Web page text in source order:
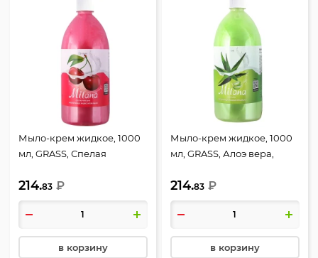
Мыло-крем жидкое, 1000
мл, GRASS, Спелая
214.83 ₽
в корзину
Мыло-крем жидкое, 1000
мл, GRASS, Алоэ вера,
214.83 ₽
в корзину